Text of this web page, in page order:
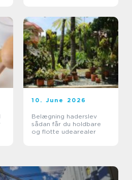
10. June 2026
Belægning haderslev
sådan får du holdbare
og flotte udearealer